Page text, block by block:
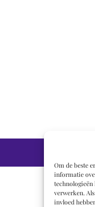
Om de beste
informatie
technologieën
verwerken.
invloed